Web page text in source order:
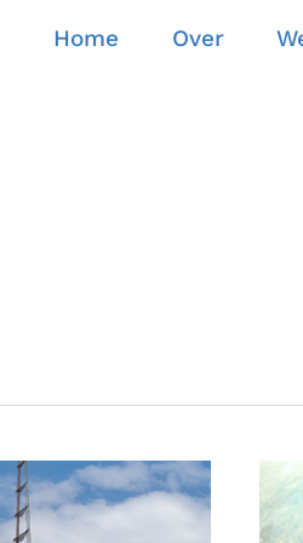
Home Over